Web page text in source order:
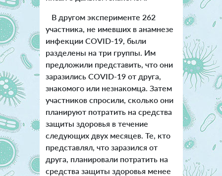
В другом эксперименте 262
участника, не имевших в анамнезе
инфекции COVID-19, были
разделены на три группы. Им
предложили представить, что они
заразились COVID-19 от друга,
знакомого или незнакомца. Затем
участников спросили, сколько они
планируют потратить на средства
защиты здоровья в течение
следующих двух месяцев. Те, кто
представлял, что заразился от
друга, планировали потратить на
средства защиты здоровья менее